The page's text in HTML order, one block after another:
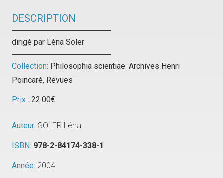
DESCRIPTION
dirigé par Léna Soler
Collection: Philosophia scientiae. Archives Henri
Poincaré, Revues
Prix : 22.00€
Auteur: SOLER Léna
ISBN: 978-2-84174-338-1
Année: 2004